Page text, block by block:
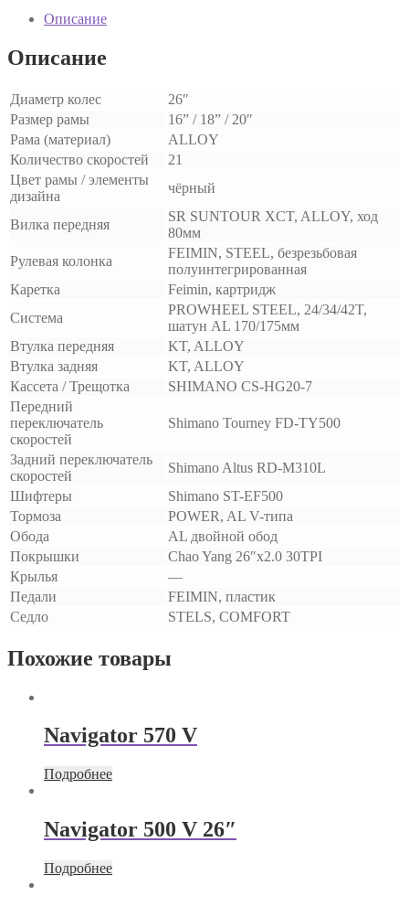
Описание
Описание
Диаметр колес
26″
Размер рамы
16” / 18” / 20″
Рама (материал)
ALLOY
Количество скоростей
21
Цвет рамы / элементы
дизайна
чёрный
Вилка передняя
SR SUNTOUR XCT, ALLOY, ход
80мм
Рулевая колонка
FEIMIN, STEEL, безрезьбовая
полуинтегрированная
Каретка
Feimin, картридж
Система
PROWHEEL STEEL, 24/34/42T,
шатун AL 170/175мм
Втулка передняя
KT, ALLOY
Втулка задняя
KT, ALLOY
Кассета / Трещотка
SHIMANO CS-HG20-7
Передний
переключатель
скоростей
Shimano Tourney FD-TY500
Задний переключатель
скоростей
Shimano Altus RD-M310L
Шифтеры
Shimano ST-EF500
Тормоза
POWER, AL V-типа
Обода
AL двойной обод
Покрышки
Chao Yang 26″х2.0 30TPI
Крылья
—
Педали
FEIMIN, пластик
Седло
STELS, COMFORT
Похожие товары
Navigator 570 V
Подробнее
Navigator 500 V 26″
Подробнее